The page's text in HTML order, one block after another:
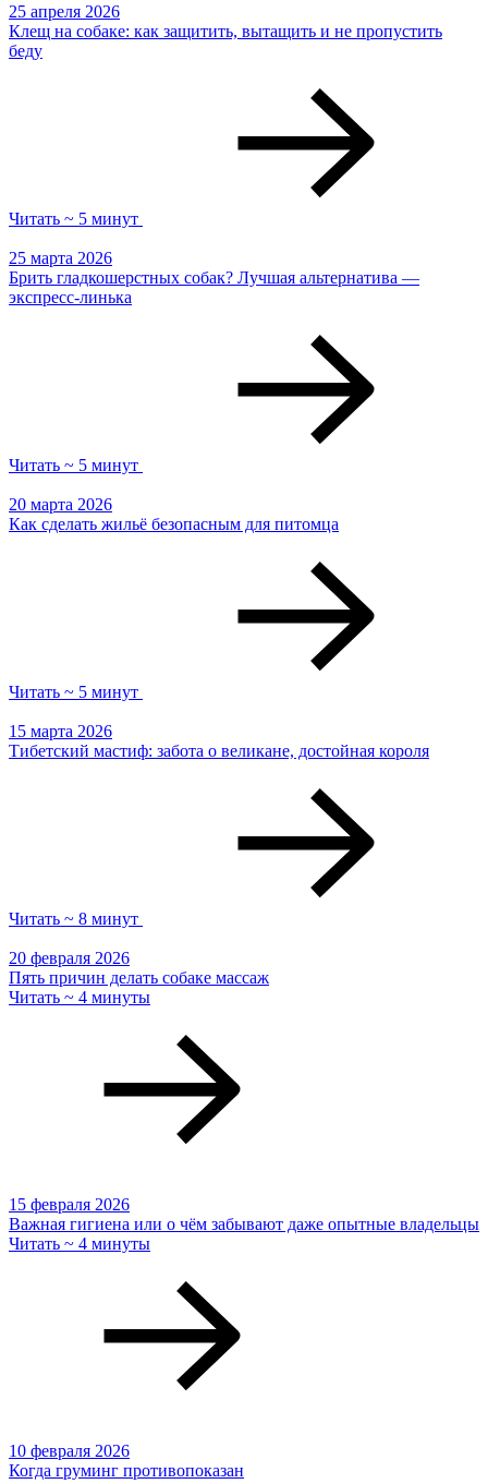
25 апреля 2026
Клещ на собаке: как защитить, вытащить и не пропустить
беду
Читать ~ 5 минут
25 марта 2026
Брить гладкошерстных собак? Лучшая альтернатива —
экспресс-линька
Читать ~ 5 минут
20 марта 2026
Как сделать жильё безопасным для питомца
Читать ~ 5 минут
15 марта 2026
Тибетский мастиф: забота о великане, достойная короля
Читать ~ 8 минут
20 февраля 2026
Пять причин делать собаке массаж
Читать ~ 4 минуты
15 февраля 2026
Важная гигиена или о чём забывают даже опытные владельцы
Читать ~ 4 минуты
10 февраля 2026
Когда груминг противопоказан